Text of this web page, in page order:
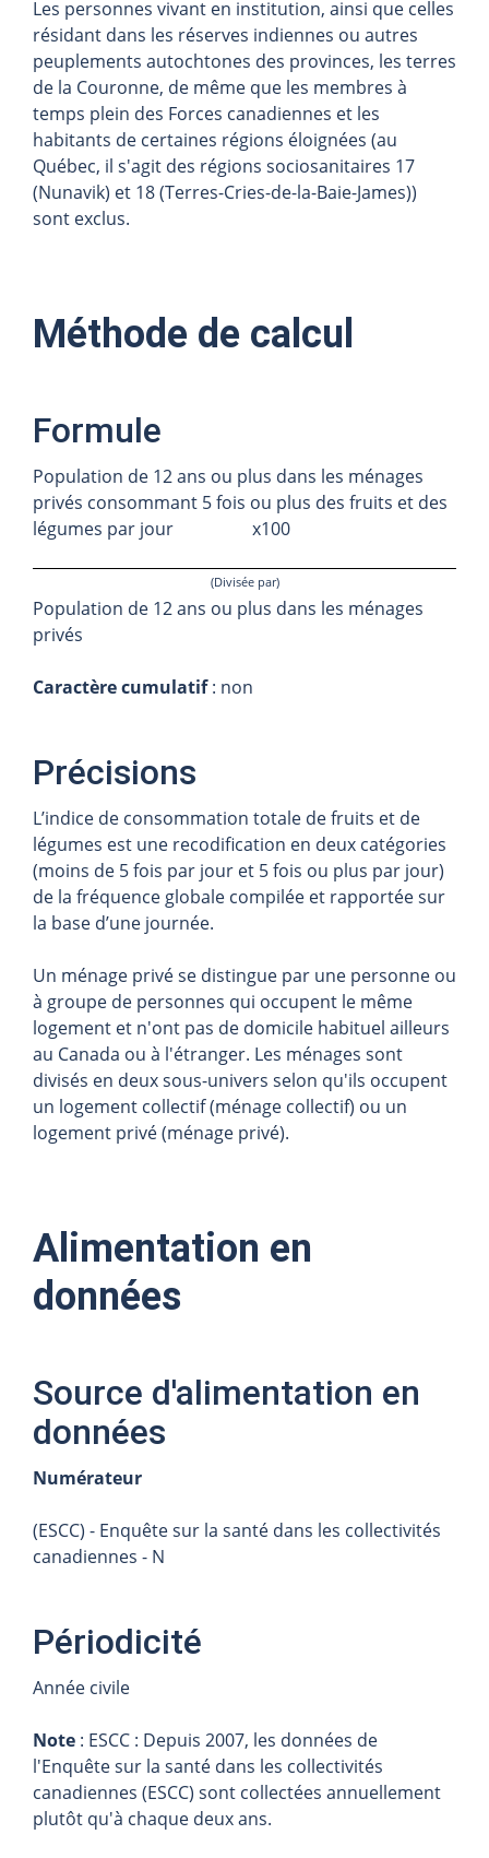
Les personnes vivant en institution, ainsi que celles
résidant dans les réserves indiennes ou autres
peuplements autochtones des provinces, les terres
de la Couronne, de même que les membres à
temps plein des Forces canadiennes et les
habitants de certaines régions éloignées (au
Québec, il s'agit des régions sociosanitaires 17
(Nunavik) et 18 (Terres-Cries-de-la-Baie-James))
sont exclus.
Méthode de calcul
Formule
Population de 12 ans ou plus dans les ménages
privés consommant 5 fois ou plus des fruits et des
légumes par jour x100
(Divisée par)
Population de 12 ans ou plus dans les ménages
privés
Caractère cumulatif: non
Précisions
L’indice de consommation totale de fruits et de
légumes est une recodification en deux catégories
(moins de 5 fois par jour et 5 fois ou plus par jour)
de la fréquence globale compilée et rapportée sur
la base d’une journée.
Un ménage privé se distingue par une personne ou
à groupe de personnes qui occupent le même
logement et n'ont pas de domicile habituel ailleurs
au Canada ou à l'étranger. Les ménages sont
divisés en deux sous-univers selon qu'ils occupent
un logement collectif (ménage collectif) ou un
logement privé (ménage privé).
Alimentation en
données
Source d'alimentation en
données
Numérateur
(ESCC) - Enquête sur la santé dans les collectivités
canadiennes - N
Périodicité
Année civile
Note : ESCC : Depuis 2007, les données de
l'Enquête sur la santé dans les collectivités
canadiennes (ESCC) sont collectées annuellement
plutôt qu'à chaque deux ans.